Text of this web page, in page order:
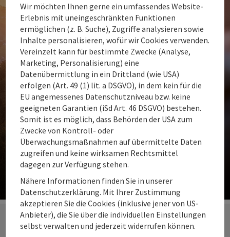
Unsere Vorschläge für dich
Die Top Ideen für Gipfelmomente und Weitblick. Almen
und Auen.
Wir möchten Ihnen gerne ein umfassendes Website-
Erlebnis mit uneingeschränkten Funktionen
ermöglichen (z. B. Suche), Zugriffe analysieren sowie
Inhalte personalisieren, wofür wir Cookies verwenden.
Vereinzelt kann für bestimmte Zwecke (Analyse,
Marketing, Personalisierung) eine
Datenübermittlung in ein Drittland (wie USA)
erfolgen (Art. 49 (1) lit. a DSGVO), in dem kein für die
EU angemessenes Datenschutzniveau bzw. keine
geeigneten Garantien (iSd Art. 46 DSGVO) bestehen.
Somit ist es möglich, dass Behörden der USA zum
Zwecke von Kontroll- oder
Überwachungsmaßnahmen auf übermittelte Daten
zugreifen und keine wirksamen Rechtsmittel
dagegen zur Verfügung stehen.
Nähere Informationen finden Sie in unserer
Datenschutzerklärung. Mit Ihrer Zustimmung
akzeptieren Sie die Cookies (inklusive jener von US-
Anbieter), die Sie über die individuellen Einstellungen
selbst verwalten und jederzeit widerrufen können.